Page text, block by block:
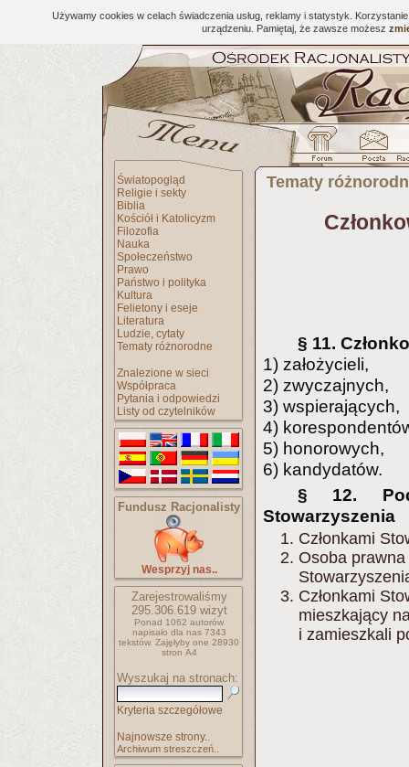
Używamy cookies w celach świadczenia usług, reklamy i statystyk.
urządzeniu. Pamiętaj, że zawsze możesz
Światopogląd
Religie i sekty
Biblia
Kościół i Katolicyzm
Filozofia
Nauka
Społeczeństwo
Prawo
Państwo i polityka
Kultura
Felietony i eseje
Literatura
Ludzie, cytaty
Tematy różnorodne
Znalezione w sieci
Współpraca
Pytania i odpowiedzi
Listy od czytelników
Fundusz Racjonalisty
Wesprzyj nas..
Zarejestrowaliśmy
295.306.619wizyt
Ponad 1062 autorów
napisało dla nas 7343
tekstów. Zajęłyby one 28930
stron A4
Wyszukaj na stronach:
Kryteria szczegółowe
Najnowsze strony..
Archiwum streszczeń..
Tematy
§ 11.
1) założycieli,
2) zwyczajnych,
3) wspierających,
4)
5) honorowych,
6) kandydatów.
§ 12.
Stowarzyszenia
Członkami
Osoba
Członkami
mieszkający
i zamieszkali